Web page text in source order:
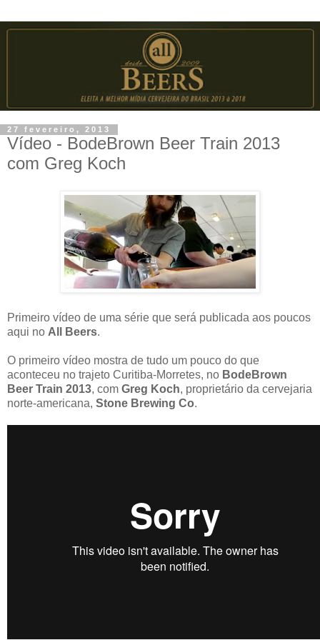
27 fevereiro, 2013
Vídeo - BodeBrown Beer Train 2013
com Greg Koch
Primeiro vídeo de uma série que será publicada aos poucos
aqui no All Beers.
O primeiro vídeo mostra de tudo um pouco do que
aconteceu no trajeto Curitiba-Morretes, no BodeBrown
Beer Train 2013, com Greg Koch, proprietário da cervejaria
norte-americana, Stone Brewing Co.